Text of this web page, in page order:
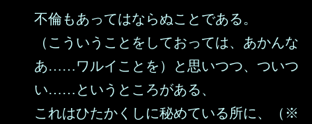
不倫もあってはならぬことである。
（こういうことをしておっては、あかんな
あ……ワルイことを）と思いつつ、ついつ
い……というところがある、
これはひたかくしに秘めている所に、（※